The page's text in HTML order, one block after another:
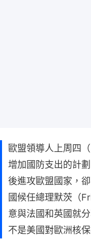
歐盟領導人上周四
增加國防支出的計
後進攻歐盟國家，
國候任總理默茨（
意與法國和英國就
不是美國對歐洲核